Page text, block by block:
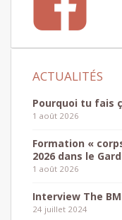
Pourquoi tu fais
1 août 2026
Formation «
2026 dans le Gard
1 août 2026
Interview The
24 juillet 2024